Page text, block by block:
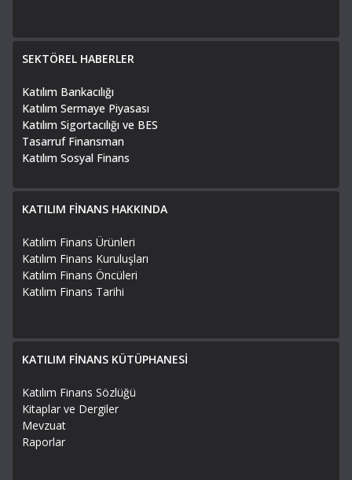
SEKTÖREL HABERLER
Katılım Bankacılığı
Katılım Sermaye Piyasası
Katılım Sigortacılığı ve BES
Tasarruf Finansman
Katılım Sosyal Finans
KATILIM FİNANS HAKKINDA
Katılım Finans Ürünleri
Katılım Finans Kuruluşları
Katılım Finans Öncüleri
Katılım Finans Tarihi
KATILIM FİNANS KÜTÜPHANESİ
Katılım Finans Sözlüğü
Kitaplar ve Dergiler
Mevzuat
Raporlar